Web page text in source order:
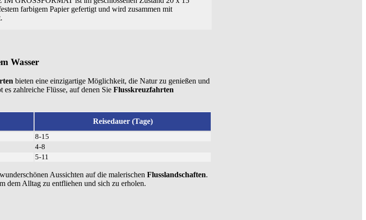
farbigem Papier gefertigt und wird zusammen mit
Wasser
bieten eine einzigartige Möglichkeit, die Natur zu genießen und
zahlreiche Flüsse, auf denen Sie Flusskreuzfahrten
Reisedauer (Tage)
8-15
4-8
5-11
Aussichten auf die malerischen Flusslandschaften.
dem Alltag zu entfliehen und sich zu erholen.